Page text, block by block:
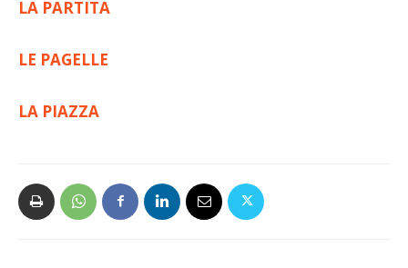
LA PARTITA
LE PAGELLE
LA PIAZZA